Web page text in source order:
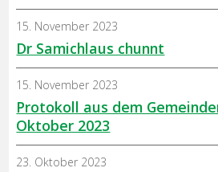
Dr Samichlaus chunnt
15. November 2023
Protokoll aus dem
Oktober 2023
15. November 2023
23. Oktober 2023